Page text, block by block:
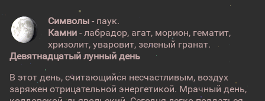
Символы - паук.
Камни - лабрадор, агат, морион, гематит,
хризолит, уваровит, зеленый гранат.
Девятнадцатый лунный день
В этот день, считающийся несчастливым, воздух
заряжен отрицательной энергетикой. Мрачный день,